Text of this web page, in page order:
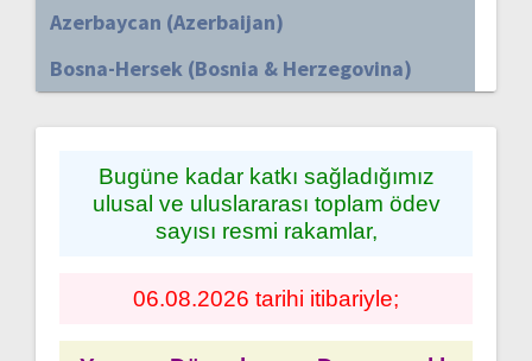
Azerbaycan (Azerbaijan)
Bosna-Hersek (Bosnia & Herzegovina)
Bugüne kadar katkı sağladığımız
ulusal ve uluslararası toplam ödev
sayısı resmi rakamlar,
06.08.2026 tarihi itibariyle;